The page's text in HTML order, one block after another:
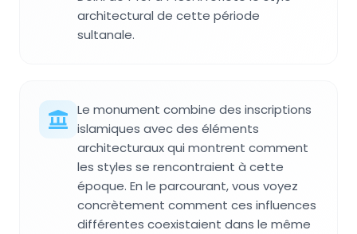
architectural de cette période
sultanale.
Le monument combine des inscriptions
islamiques avec des éléments
architecturaux qui montrent comment
les styles se rencontraient à cette
époque. En le parcourant, vous voyez
concrètement comment ces influences
différentes coexistaient dans le même